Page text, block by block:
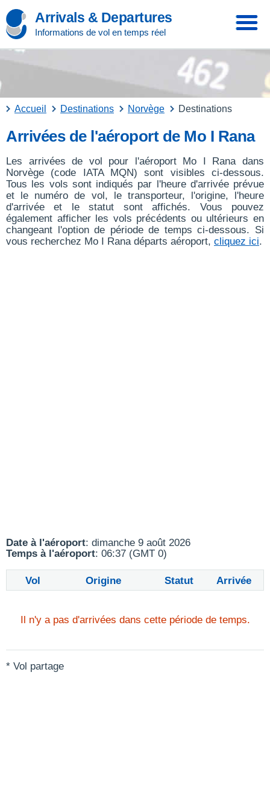
Arrivals & Departures
Informations de vol en temps réel
Accueil Destinations Norvège Destinations
Arrivées de l'aéroport de Mo I Rana
Les arrivées de vol pour l'aéroport Mo I Rana dans
Norvège (code IATA MQN) sont visibles ci-dessous.
Tous les vols sont indiqués par l'heure d'arrivée prévue
et le numéro de vol, le transporteur, l'origine, l'heure
d'arrivée et le statut sont affichés. Vous pouvez
également afficher les vols précédents ou ultérieurs en
changeant l'option de période de temps ci-dessous. Si
vous recherchez Mo I Rana départs aéroport, cliquez ici.
Date à l'aéroport: dimanche 9 août 2026
Temps à l'aéroport: 06:37 (GMT 0)
Vol Origine Statut Arrivée
Il n'y a pas d'arrivées dans cette période de temps.
* Vol partage